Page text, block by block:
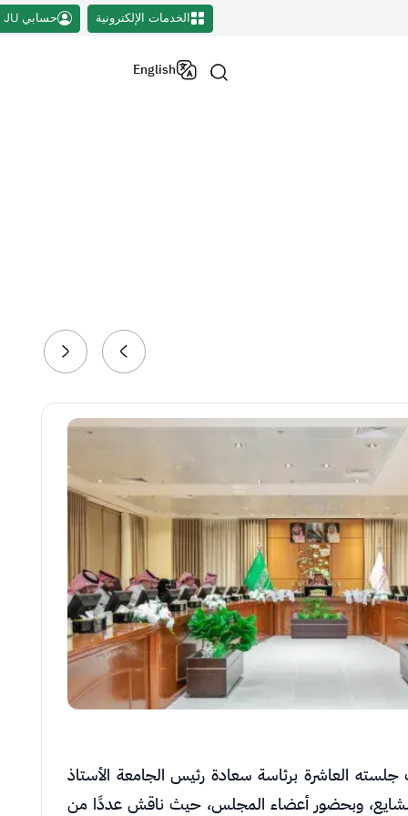
الخدمات الإلكترونية حسابي JU
English
العاشرة برئاسة سعادة رئيس الجامعة الأستاذ
الشايع، وبحضور أعضاء المجلس، حيث ناقش عددًا من